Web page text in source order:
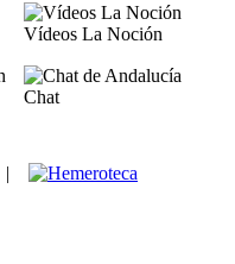
Vídeos La Noción
Chat
|